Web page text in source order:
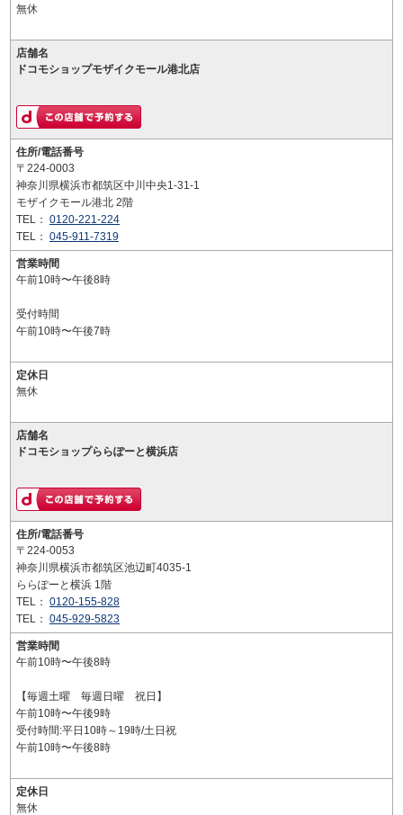
無休
店舗名
ドコモショップモザイクモール港北店
住所/電話番号
〒224-0003
神奈川県横浜市都筑区中川中央1-31-1
モザイクモール港北 2階
TEL： 0120-221-224
TEL： 045-911-7319
営業時間
午前10時〜午後8時
受付時間
午前10時〜午後7時
定休日
無休
店舗名
ドコモショップららぽーと横浜店
住所/電話番号
〒224-0053
神奈川県横浜市都筑区池辺町4035-1
ららぽーと横浜 1階
TEL： 0120-155-828
TEL： 045-929-5823
営業時間
午前10時〜午後8時
【毎週土曜 毎週日曜 祝日】
午前10時〜午後9時
受付時間:平日10時～19時/土日祝
午前10時〜午後8時
定休日
無休